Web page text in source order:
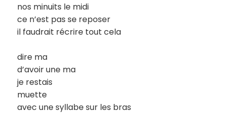
nos minuits le midi
ce n’est pas se reposer
il faudrait récrire tout cela
dire ma
d’avoir une ma
je restais
muette
avec une syllabe sur les bras